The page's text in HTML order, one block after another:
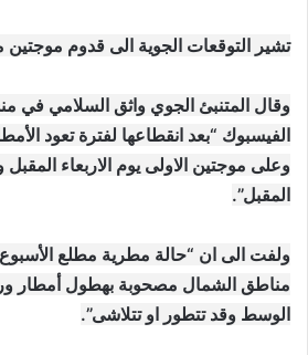
تشير التوقعات الجوية الى قدوم موجتين
وقال المتنبئ الجوي واثق السلامي
الفيسبوك “بعد انقطاعها لفترة تعود
وعلى موجتين الاولى يوم الاربعاء
المقبل”.
ولفت الى ان “حالة مطرية مطلع
مناطق الشمال مصحوبة بهطول أمطار
الوسط وقد تتطور او تتلاشى”.